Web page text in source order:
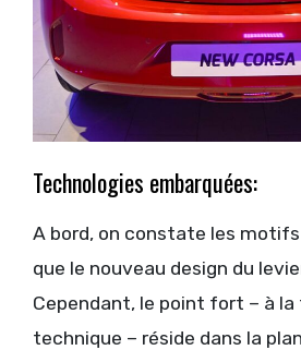
Technologies embarquées:
A bord, on constate les motifs
que le nouveau design du
Cependant, le point fort – à
technique – réside dans la